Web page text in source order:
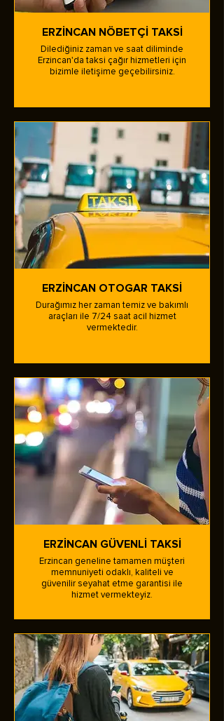
ERZİNCAN NÖBETÇİ TAKSİ
Dilediğiniz zaman ve saat diliminde
Erzincan'da taksi çağır hizmetleri için
bizimle iletişime geçebilirsiniz.
ERZİNCAN OTOGAR TAKSİ
Durağımız her zaman temiz ve bakımlı
araçları ile 7/24 saat acil hizmet
vermektedir.
ERZİNCAN GÜVENLİ TAKSİ
Erzincan geneline tamamen müşteri
memnuniyeti odaklı, kaliteli ve
güvenilir seyahat etme garantisi ile
hizmet vermekteyiz.